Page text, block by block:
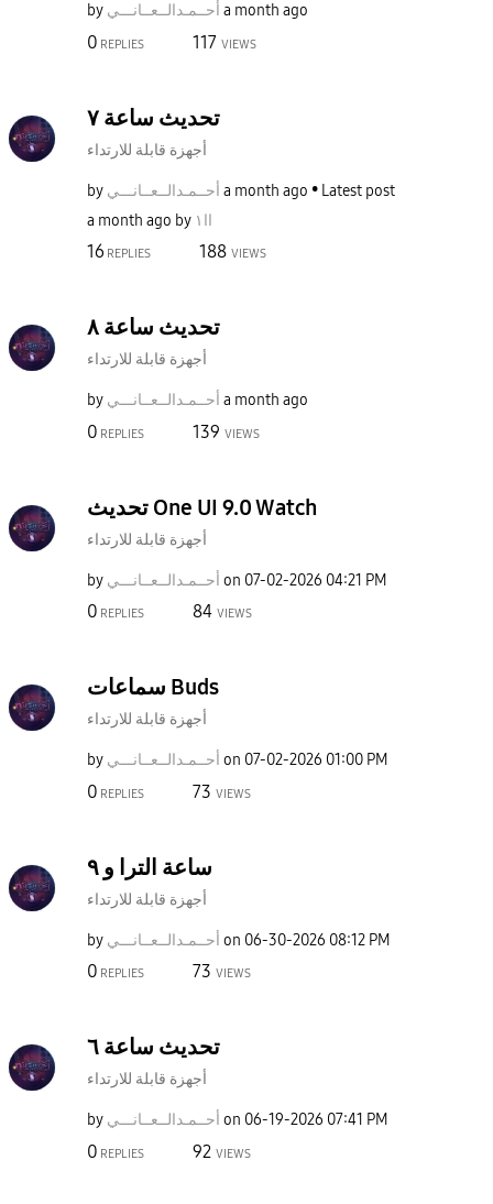
by أحــمـدالــعــانـــي a month ago
0 REPLIES 117 VIEWS
تحديث ساعة ٧
أجهزة قابلة للارتداء
by أحــمـدالــعــانـــي a month ago
Latest post
a month ago by اا١
16 REPLIES 188 VIEWS
تحديث ساعة ٨
أجهزة قابلة للارتداء
by أحــمـدالــعــانـــي a month ago
0 REPLIES 139 VIEWS
تحديث One UI 9.0 Watch
أجهزة قابلة للارتداء
by أحــمـدالــعــانـــي on ‎07-02-2026 04:21 PM
0 REPLIES 84 VIEWS
سماعات Buds
أجهزة قابلة للارتداء
by أحــمـدالــعــانـــي on ‎07-02-2026 01:00 PM
0 REPLIES 73 VIEWS
ساعة الترا و ٩
أجهزة قابلة للارتداء
by أحــمـدالــعــانـــي on ‎06-30-2026 08:12 PM
0 REPLIES 73 VIEWS
تحديث ساعة ٦
أجهزة قابلة للارتداء
by أحــمـدالــعــانـــي on ‎06-19-2026 07:41 PM
0 REPLIES 92 VIEWS